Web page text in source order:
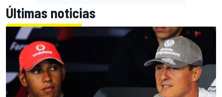
Últimas noticias